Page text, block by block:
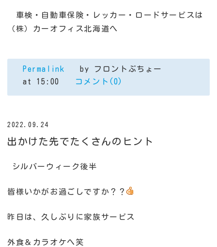
車検・自動車保険・レッカー・ロードサービスは
（株）カーオフィス北海道へ
Permalink
by フロントぶちょー
at 15:00
コメント(0)
2022.09.24
出かけた先でたくさんのヒント
シルバーウィーク後半
皆様いかがお過ごしですか？？
昨日は、久しぶりに家族サービス
外食＆カラオケへ笑